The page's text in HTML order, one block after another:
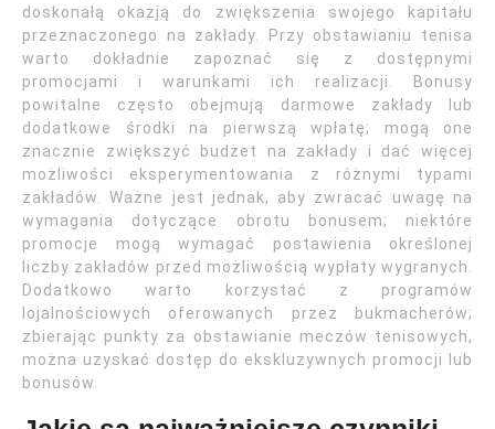
doskonałą okazją do zwiększenia swojego kapitału
przeznaczonego na zakłady. Przy obstawianiu tenisa
warto dokładnie zapoznać się z dostępnymi
promocjami i warunkami ich realizacji. Bonusy
powitalne często obejmują darmowe zakłady lub
dodatkowe środki na pierwszą wpłatę; mogą one
znacznie zwiększyć budżet na zakłady i dać więcej
możliwości eksperymentowania z różnymi typami
zakładów. Ważne jest jednak, aby zwracać uwagę na
wymagania dotyczące obrotu bonusem; niektóre
promocje mogą wymagać postawienia określonej
liczby zakładów przed możliwością wypłaty wygranych.
Dodatkowo warto korzystać z programów
lojalnościowych oferowanych przez bukmacherów;
zbierając punkty za obstawianie meczów tenisowych,
można uzyskać dostęp do ekskluzywnych promocji lub
bonusów.